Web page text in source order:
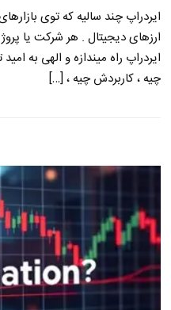
ایردراپ چند سالیه که توی
ارزهای دیجیتال . هر شرکت یا
ایردراپ راه میندازه و الهی به امید
چیه ، کاربردش چیه ، […]